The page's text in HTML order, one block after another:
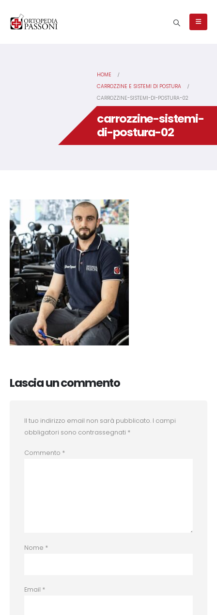
HOME
CARROZZINE E SISTEMI DI POSTURA
CARROZZINE-SISTEMI-DI-POSTURA-02
carrozzine-sistemi-
di-postura-02
Lascia un commento
Il tuo indirizzo email non sarà pubblicato. I campi
obbligatori sono contrassegnati *
Commento *
Nome *
Email *